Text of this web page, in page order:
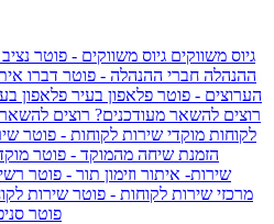
גיוס משווקים גיוס משווקים - פוטר
ההנהלה חברי ההנהלה - פוטר דברו
הערוצים - פוטר פלאפון בעיר פלאפון
רוצים להשאר מעודכנים? רוצים
לקוחות מוקדי שירות לקוחות - פוטר
הזמנת שיחה מהמוקד - פוטר
שירות- איתור וזימון תור - פוטר
מרכזי שירות לקוחות - פוטר שירות
פוטר